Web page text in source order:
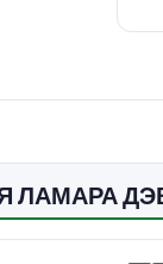
ЛАМАРА